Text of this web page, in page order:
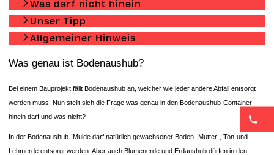
Was darf nicht hinein
Unser Tipp
Allgemeiner Hinweis
Was genau ist Bodenaushub?
Bei einem Bauprojekt fällt Bodenaushub an, welcher wie jeder andere Abfall entsorgt
werden muss. Nun stellt sich die Frage was genau in den Bodenaushub-Container
hinein darf und was nicht?
In der Bodenaushub- Mulde darf natürlich gewachsener Boden- Mutter-, Ton-und
Lehmerde entsorgt werden. Aber auch Blumenerde und Erdaushub dürfen in den